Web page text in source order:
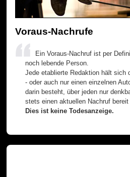
Voraus-Nachrufe
Ein Voraus-Nachruf ist per
noch lebende Person.
Jede etablierte Redaktion hält sich
- oder auch nur einen einzelnen
darin besteht, über jeden nur
stets einen aktuellen Nachruf bereit
Dies ist keine Todesanzeige.